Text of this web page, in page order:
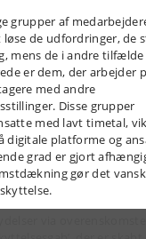
grupper af
de udfordringer, de
mens de i andre tilfælde
er dem, der arbejder
med andre
Disse grupper
med lavt timetal,
digitale platforme og
grad er gjort
gør det